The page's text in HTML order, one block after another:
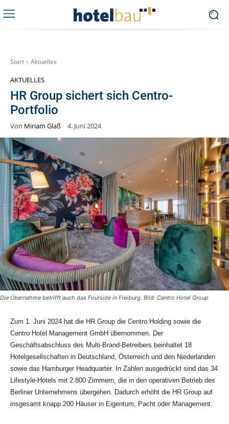
Start Aktuelles
AKTUELLES
HR Group sichert sich Centro-
Portfolio
Von Miriam Glaß 4. Juni 2024
Die Übernahme betrifft auch das Fourside in Freiburg. Bild: Centro Hotel Group
Zum 1. Juni 2024 hat die HR Group die Centro Holding sowie die
Centro Hotel Management GmbH übernommen. Der
Geschäftsabschluss des Multi-Brand-Betreibers beinhaltet 18
Hotelgesellschaften in Deutschland, Österreich und den Niederlanden
sowie das Hamburger Headquarter. In Zahlen ausgedrückt sind das 34
Lifestyle-Hotels mit 2.800 Zimmern, die in den operativen Betrieb des
Berliner Unternehmens übergehen. Dadurch erhöht die HR Group auf
insgesamt knapp 200 Häuser in Eigentum, Pacht oder Management.